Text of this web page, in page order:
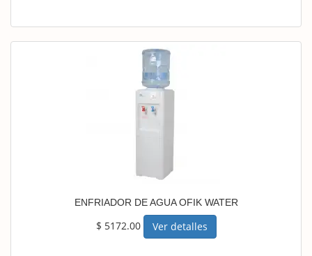
ENFRIADOR DE AGUA OFIK WATER
$ 5172.00 Ver detalles